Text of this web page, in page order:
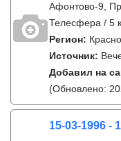
Афонтово-9,
Телесфера / 5
Регион:
Источник:
Добавил на
(Обновлено:
15-03-1996 -